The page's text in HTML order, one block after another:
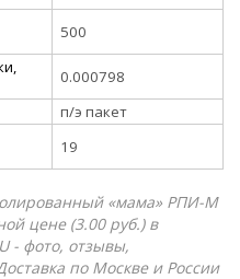
500
0.000798
п/э пакет
19
«мама» РПИ-М
цене (3.00 руб.) в
- фото, отзывы,
по Москве и России